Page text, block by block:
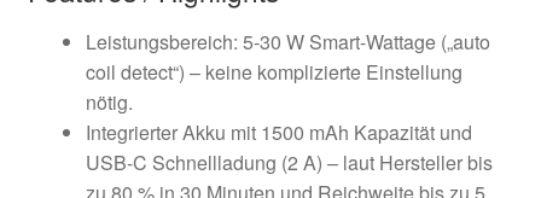
Leistungsbereich: 5-30 W Smart-Wattage („auto
coil detect“) – keine komplizierte Einstellung
nötig.
Integrierter Akku mit 1500 mAh Kapazität und
USB-C Schnellladung (2 A) – laut Hersteller bis